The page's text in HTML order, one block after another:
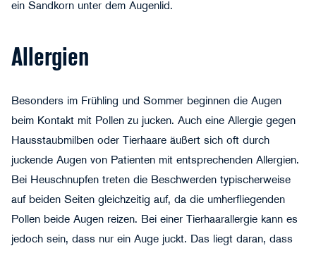
ein Sandkorn unter dem Augenlid.
Allergien
Besonders im Frühling und Sommer beginnen die Augen
beim Kontakt mit Pollen zu jucken. Auch eine Allergie gegen
Hausstaubmilben oder Tierhaare äußert sich oft durch
juckende Augen von Patienten mit entsprechenden Allergien.
Bei Heuschnupfen treten die Beschwerden typischerweise
auf beiden Seiten gleichzeitig auf, da die umherfliegenden
Pollen beide Augen reizen. Bei einer Tierhaarallergie kann es
jedoch sein, dass nur ein Auge juckt. Das liegt daran, dass